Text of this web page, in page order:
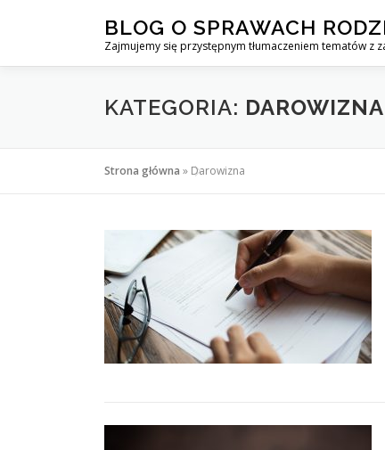
BLOG O SPRAWACH
Zajmujemy się przystępnym tłumaczeniem tematów
KATEGORIA: DAROWIZNA
Strona główna » Darowizna